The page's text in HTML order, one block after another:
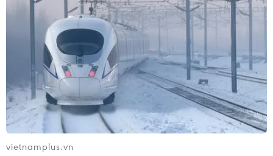
vietnamplus.vn